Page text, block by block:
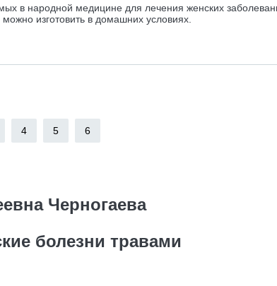
в народной медицине для лечения женских
изготовить в домашних условиях.
4 5 6
Черногаева
болезни травами